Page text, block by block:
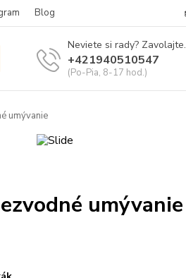
Blog
Neviete si rady? Zavolajte.
+421940510547
(Po-Pia, 8-17 hod.)
umývanie
umývanie